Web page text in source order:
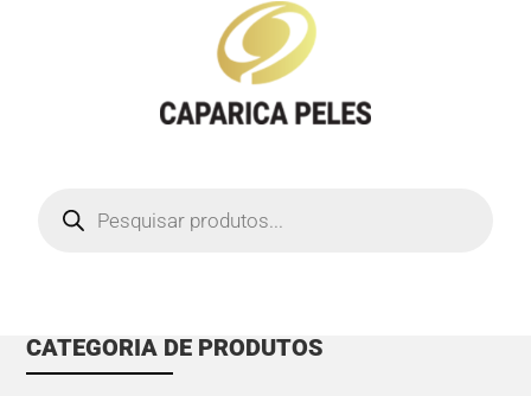
search
CATEGORIA DE PRODUTOS